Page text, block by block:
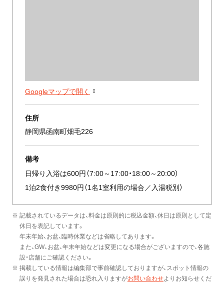
Googleマップで開く
住所
静岡県函南町畑毛226
備考
日帰り入浴は600円（7:00～17:00・18:00～20:00）
1泊2食付き9980円（1名1室利用の場合／入湯税別）
※ 記載されているデータは、料金は原則的に税込金額、休日は原則として定
休日を表記しています。
年末年始、お盆、臨時休業などは省略してあります。
また、GW、お盆、年末年始などは変更になる場合がございますので、各施
設・店舗にご確認ください。
※ 掲載している情報は編集部で事前確認しておりますが、スポット情報の
誤りを発見された場合は恐れ入りますがお問い合わせよりお知らせくだ